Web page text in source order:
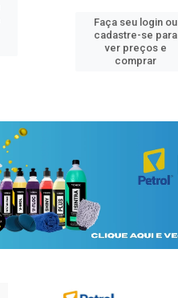
Faça seu login ou
cadastre-se para
ver preços e
comprar